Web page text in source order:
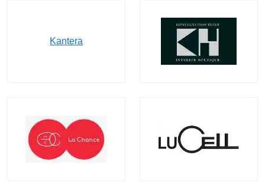
Kantera